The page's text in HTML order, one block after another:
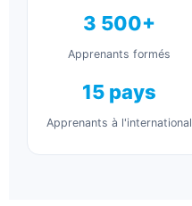
3 500+
Apprenants formés
15 pays
Apprenants à l'international